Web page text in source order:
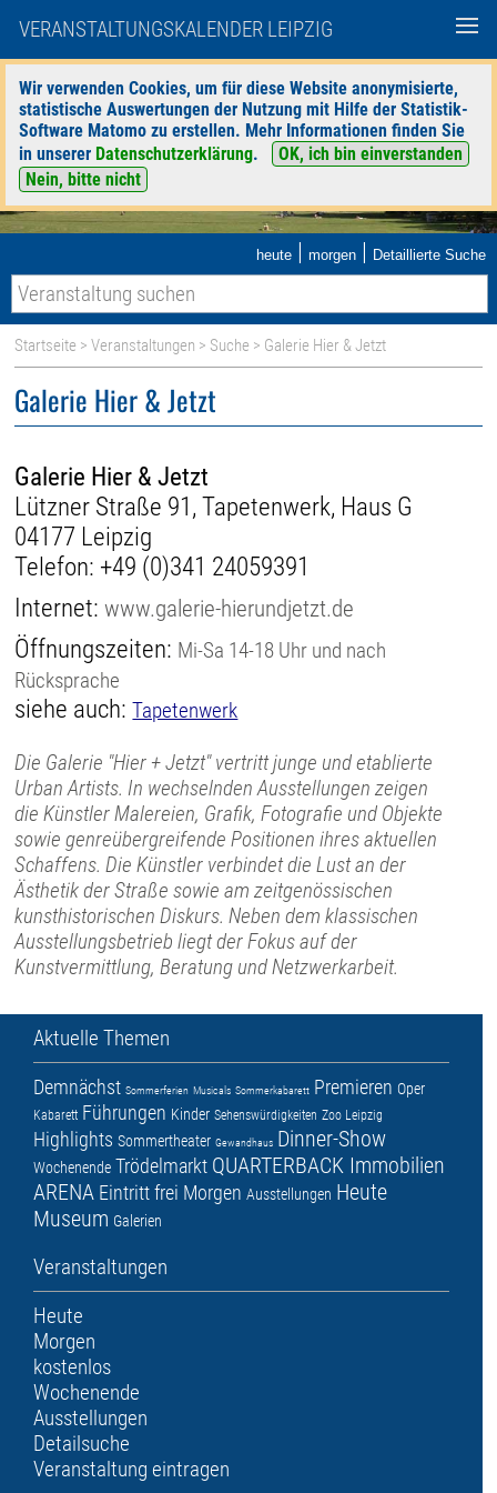
VERANSTALTUNGSKALENDER LEIPZIG
Wir verwenden Cookies, um für diese Website anonymisierte,
statistische Auswertungen der Nutzung mit Hilfe der Statistik-
Software Matomo zu erstellen. Mehr Informationen finden Sie
in unserer Datenschutzerklärung.
OK, ich bin einverstanden
Nein, bitte nicht
heute | morgen | Detaillierte Suche
Startseite >Veranstaltungen > Suche > Galerie Hier & Jetzt
Galerie Hier & Jetzt
Galerie Hier & Jetzt
Lützner Straße 91, Tapetenwerk, Haus G
04177 Leipzig
Telefon: +49 (0)341 24059391
Internet:www.galerie-hierundjetzt.de
Öffnungszeiten: Mi-Sa 14-18 Uhr und nach
Rücksprache
siehe auch:Tapetenwerk
Die Galerie "Hier + Jetzt" vertritt junge und etablierte
Urban Artists. In wechselnden Ausstellungen zeigen
die Künstler Malereien, Grafik, Fotografie und Objekte
sowie genreübergreifende Positionen ihres aktuellen
Schaffens. Die Künstler verbindet die Lust an der
Ästhetik der Straße sowie am zeitgenössischen
kunsthistorischen Diskurs. Neben dem klassischen
Ausstellungsbetrieb liegt der Fokus auf der
Kunstvermittlung, Beratung und Netzwerkarbeit.
Aktuelle Themen
Demnächst Sommerferien Musicals Sommerkabarett Premieren Oper
Kabarett Führungen Kinder Sehenswürdigkeiten Zoo Leipzig
Highlights Sommertheater Gewandhaus Dinner-Show
Wochenende Trödelmarkt QUARTERBACK Immobilien
ARENA Eintritt frei Morgen Ausstellungen Heute
Museum Galerien
Veranstaltungen
Heute
Morgen
kostenlos
Wochenende
Ausstellungen
Detailsuche
Veranstaltung eintragen